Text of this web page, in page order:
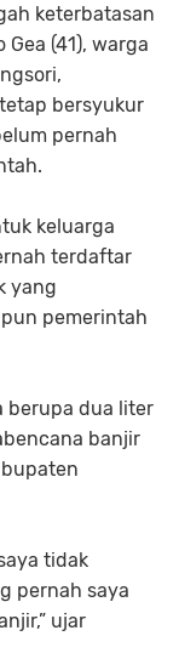
keterbatasan
(41), warga
bersyukur
pernah
keluarga
terdaftar
yang
pemerintah
berupa dua liter
banjir
tidak
pernah saya
ujar